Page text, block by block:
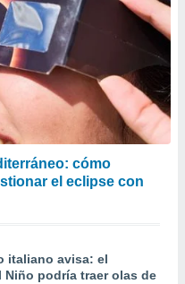
cómo
el eclipse con
italiano avisa: el
Niño podría traer olas de